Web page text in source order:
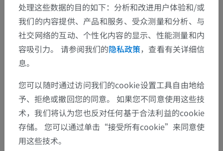
处理这些数据的目的如下：分析和改进用户体验和/或
我们的内容提供、产品和服务、受众测量和分析、与
社交网络的互动、个性化内容的显示、性能测量和内
容吸引力。 请参阅我们的隐私政策，查看有关详细信
息。
您可以随时通过访问我们的cookie设置工具自由地给
予、拒绝或撤回您的同意。 如果您不同意使用这些技
术，我们将认为您也反对任何基于合法利益的cookie
存储。 您可以通过单击“接受所有cookie”来同意使
用这些技术。